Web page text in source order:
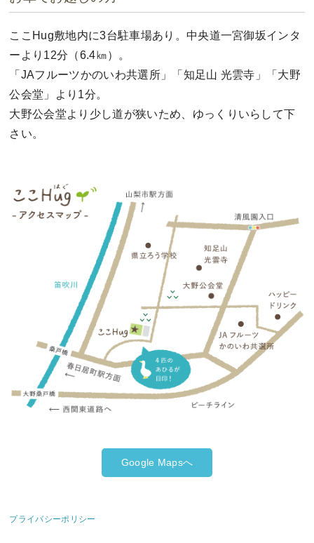
ここHug敷地内に3台駐車場あり。中央道一宮御坂インタ
ーより12分（6.4㎞）。
「JAフルーツかのいわ共選所」「知足山 光雲寺」「大野
公会堂」より1分。
大野公会堂より少し道が狭いため、ゆっくりいらして下
さい。
Google Mapsへ
プライバシーポリシー